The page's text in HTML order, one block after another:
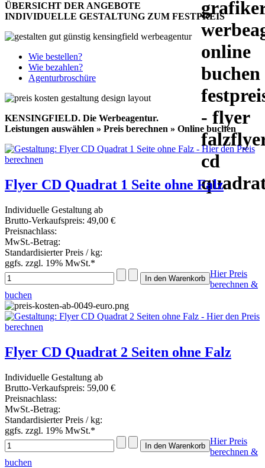
ÜBERSICHT DER ANGEBOTE
INDIVIDUELLE GESTALTUNG ZUM FESTPREIS
Wie bestellen?
Wie bezahlen?
Agenturbroschüre
KENSINGFIELD. Die Werbeagentur.
Leistungen auswählen » Preis berechnen » Online buchen
Flyer CD Quadrat 1 Seite ohne Falz
Individuelle Gestaltung ab
Brutto-Verkaufspreis: 49,00 €
Preisnachlass:
MwSt.-Betrag:
Standardisierter Preis / kg:
ggfs. zzgl. 19% MwSt.*
Hier Preis
berechnen &
buchen
Flyer CD Quadrat 2 Seiten ohne Falz
Individuelle Gestaltung ab
Brutto-Verkaufspreis: 59,00 €
Preisnachlass:
MwSt.-Betrag:
Standardisierter Preis / kg:
ggfs. zzgl. 19% MwSt.*
Hier Preis
berechnen &
buchen